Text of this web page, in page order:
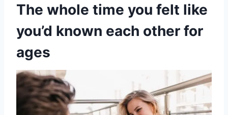
The whole time you felt like
you’d known each other for
ages